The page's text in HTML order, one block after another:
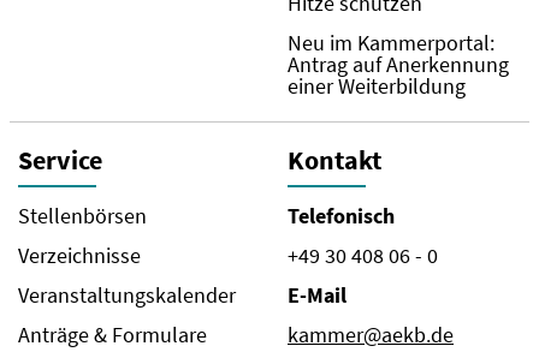
Neu im Kammerportal:
Antrag auf Anerkennung
einer Weiterbildung
Service
Stellenbörsen
Verzeichnisse
Veranstaltungskalender
Anträge & Formulare
Kontakt
Telefonisch
+49 30 408 06 - 0
E-Mail
kammer@aekb.de